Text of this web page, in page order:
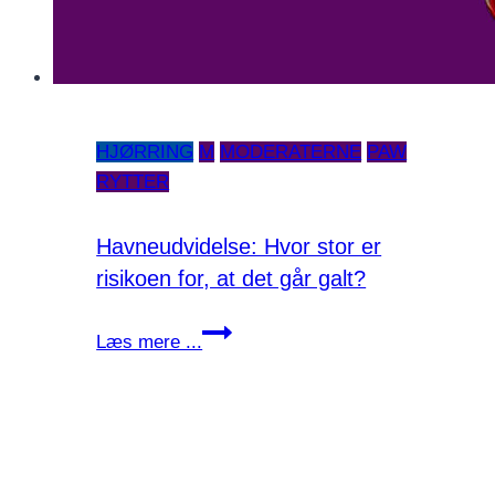
HJØRRING M MODERATERNE PAW
RYTTER
Havneudvidelse: Hvor stor er
risikoen for, at det går galt?
Læs mere ...
Havneudvidelse: